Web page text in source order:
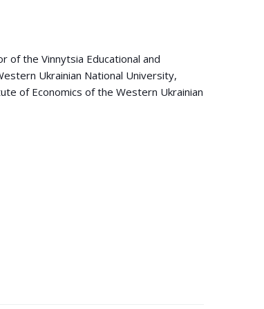
of the Vinnytsia Educational and
Ukrainian National University,
of Economics of the Western Ukrainian